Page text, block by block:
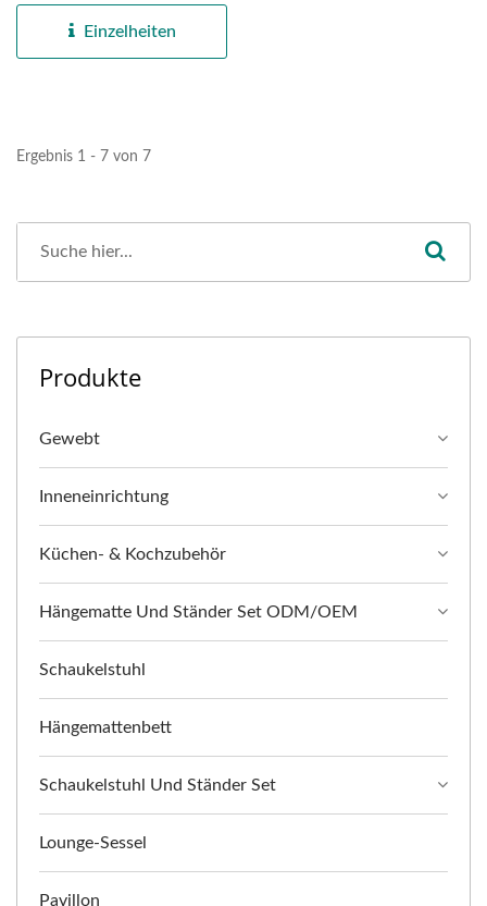
massivem...Einzelheiten
Ergebnis 1 - 7 von 7
Produkte
Gewebt
Inneneinrichtung
Küchen- & Kochzubehör
Hängematte Und Ständer Set ODM/OEM
Schaukelstuhl
Hängemattenbett
Schaukelstuhl Und Ständer Set
Lounge-Sessel
Pavillon